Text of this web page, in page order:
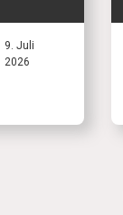
9. Juli
2026